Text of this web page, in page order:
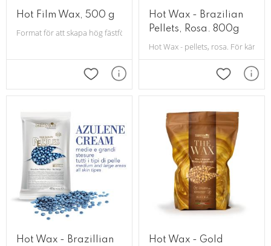
Hot Film Wax, 500 g
Format för att skapa hög fästförmåga och är lämplig på mycket starkt
Lägg till i favoriter
Hot Wax - Brazilian
Pellets, Rosa. 800g
Hot Wax - pellets, rosa. För
Lägg till i
Hot Wax - Brazillian
Hot Wax - Gold